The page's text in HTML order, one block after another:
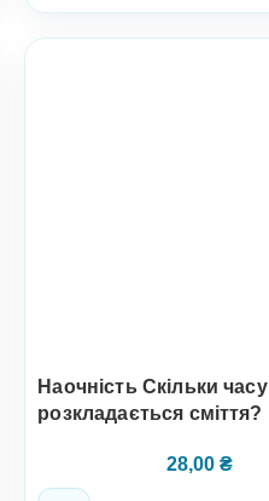
Наочність Скільки часу
розкладається сміття?
28,00 ₴